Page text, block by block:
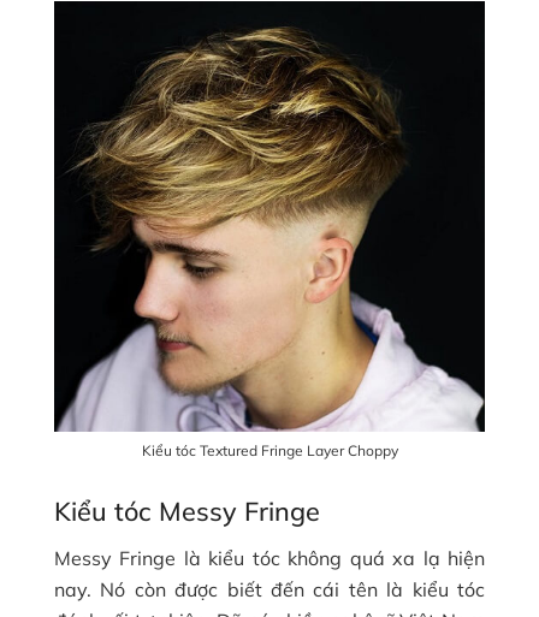
Kiểu tóc Textured Fringe Layer Choppy
Kiểu tóc Messy Fringe
Messy Fringe là kiểu tóc không quá xa lạ hiện
nay. Nó còn được biết đến cái tên là kiểu tóc